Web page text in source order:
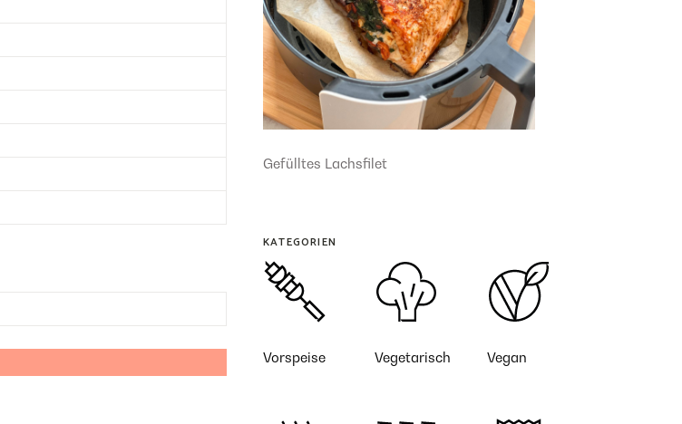
Gefülltes Lachsfilet
KATEGORIEN
Vorspeise Vegetarisch Vegan